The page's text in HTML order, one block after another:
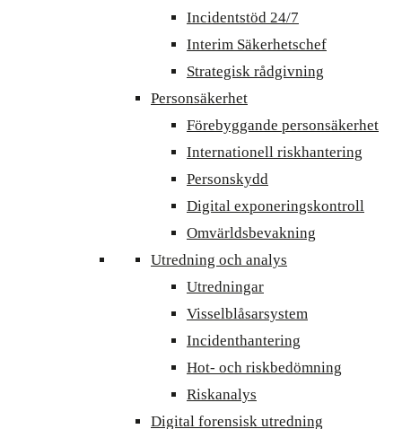
Incidentstöd 24/7
Interim Säkerhetschef
Strategisk rådgivning
Personsäkerhet
Förebyggande personsäkerhet
Internationell riskhantering
Personskydd
Digital exponeringskontroll
Omvärldsbevakning
Utredning och analys
Utredningar
Visselblåsarsystem
Incidenthantering
Hot- och riskbedömning
Riskanalys
Digital forensisk utredning